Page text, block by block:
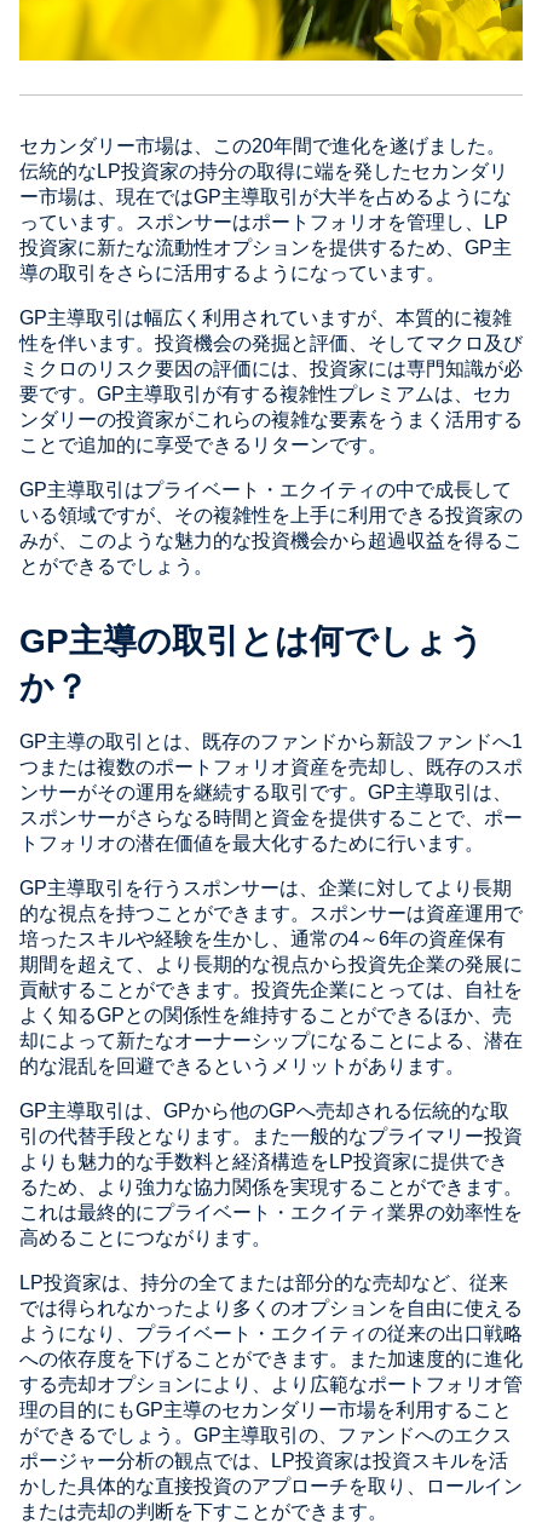
セカンダリー市場は、この20年間で進化を遂げました。
伝統的なLP投資家の持分の取得に端を発したセカンダリ
ー市場は、現在ではGP主導取引が大半を占めるようにな
っています。スポンサーはポートフォリオを管理し、LP
投資家に新たな流動性オプションを提供するため、GP主
導の取引をさらに活用するようになっています。
GP主導取引は幅広く利用されていますが、本質的に複雑
性を伴います。投資機会の発掘と評価、そしてマクロ及び
ミクロのリスク要因の評価には、投資家には専門知識が必
要です。GP主導取引が有する複雑性プレミアムは、セカ
ンダリーの投資家がこれらの複雑な要素をうまく活用する
ことで追加的に享受できるリターンです。
GP主導取引はプライベート・エクイティの中で成長して
いる領域ですが、その複雑性を上手に利用できる投資家の
みが、このような魅力的な投資機会から超過収益を得るこ
とができるでしょう。
GP主導の取引とは何でしょう
か？
GP主導の取引とは、既存のファンドから新設ファンドへ1
つまたは複数のポートフォリオ資産を売却し、既存のスポ
ンサーがその運用を継続する取引です。GP主導取引は、
スポンサーがさらなる時間と資金を提供することで、ポー
トフォリオの潜在価値を最大化するために行います。
GP主導取引を行うスポンサーは、企業に対してより長期
的な視点を持つことができます。スポンサーは資産運用で
培ったスキルや経験を生かし、通常の4～6年の資産保有
期間を超えて、より長期的な視点から投資先企業の発展に
貢献することができます。投資先企業にとっては、自社を
よく知るGPとの関係性を維持することができるほか、売
却によって新たなオーナーシップになることによる、潜在
的な混乱を回避できるというメリットがあります。
GP主導取引は、GPから他のGPへ売却される伝統的な取
引の代替手段となります。また一般的なプライマリー投資
よりも魅力的な手数料と経済構造をLP投資家に提供でき
るため、より強力な協力関係を実現することができます。
これは最終的にプライベート・エクイティ業界の効率性を
高めることにつながります。
LP投資家は、持分の全てまたは部分的な売却など、従来
では得られなかったより多くのオプションを自由に使える
ようになり、プライベート・エクイティの従来の出口戦略
への依存度を下げることができます。また加速度的に進化
する売却オプションにより、より広範なポートフォリオ管
理の目的にもGP主導のセカンダリー市場を利用すること
ができるでしょう。GP主導取引の、ファンドへのエクス
ポージャー分析の観点では、LP投資家は投資スキルを活
かした具体的な直接投資のアプローチを取り、ロールイン
または売却の判断を下すことができます。